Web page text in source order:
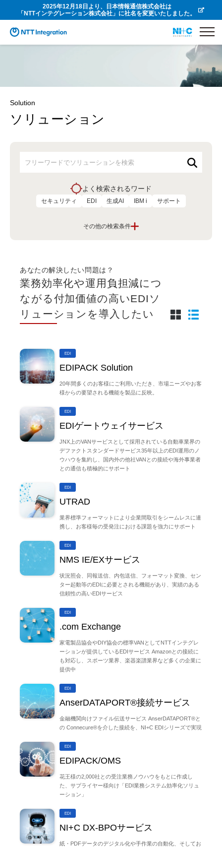
2025年12月18日より、日本情報通信株式会社は
「NTTインテグレーション株式会社」に社名を変更いたしました。
Solution
ソリューション
よく検索されるワード
セキュリティ EDI 生成AI IBM i サポート
たい
ITを活用した人材や働き方の改善を進めた
顧客や従業員の体験を向上させたい
新しい挑戦でビジネスを変革したい
通信ネットワークを安心して利用したい
業界別導入事例を見る
ヘルスケア・医療 自治体・公共・公益・教育
流通業・小売り
通信業・メディア 製造業
金融業
あなたの解決したい問題は？
業務効率化や運用負担減につ
ながる付加価値の高いEDIソ
リューションを導入したい
EDI
EDIPACK Solution
20年間多くのお客様にご利用いただき、市場ニーズやお客
様からの要望される機能を製品に反映。
EDI
EDIゲートウェイサービス
JNX上のVANサービスとして採用されている自動車業界の
デファクトスタンダードサービス35年以上のEDI運用のノ
ウハウを集約し、国内外の他社VANとの接続や海外事業者
との通信も積極的にサポート
EDI
UTRAD
業界標準フォーマットにより企業間取引をシームレスに連
携し、お客様毎の受発注における課題を強力にサポート
EDI
NMS IE/EXサービス
状況照会、同報送信、内包送信、フォーマット変換、セン
ター起動等のEDIに必要とされる機能があり、実績のある
信頼性の高いEDIサービス
EDI
.com Exchange
家電製品協会やDIY協会の標準VANとしてNTTインテグレ
ーションが提供しているEDIサービス Amazonとの接続に
も対応し、スポーツ業界、楽器楽譜業界など多くの企業に
提供中
EDI
AnserDATAPORT®接続サービス
金融機関向けファイル伝送サービス AnserDATAPORT®と
の Connecure®を介した接続を、NI+C EDIシリーズで実現
EDI
EDIPACK/OMS
花王様の2,000社との受注業務ノウハウをもとに作成し
た、サプライヤー様向け「EDI業務システム効率化ソリュ
ーション」
EDI
NI+C DX-BPOサービス
紙・PDFデータのデジタル化や手作業の自動化、そしてお